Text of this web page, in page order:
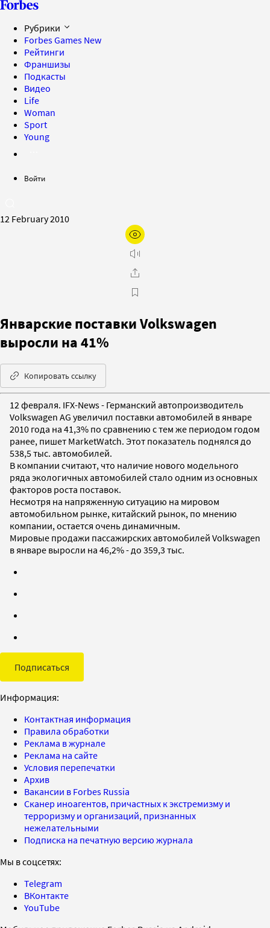
Рубрики
Forbes Games New
Рейтинги
Франшизы
Подкасты
Видео
Life
Woman
Sport
Young
Войти
12 February 2010
Январские поставки Volkswagen
выросли на 41%
Копировать ссылку
12 февраля. IFX-News - Германский автопроизводитель
Volkswagen AG увеличил поставки автомобилей в январе
2010 года на 41,3% по сравнению с тем же периодом годом
ранее, пишет MarketWatch. Этот показатель поднялся до
538,5 тыс. автомобилей.
В компании считают, что наличие нового модельного
ряда экологичных автомобилей стало одним из основных
факторов роста поставок.
Несмотря на напряженную ситуацию на мировом
автомобильном рынке, китайский рынок, по мнению
компании, остается очень динамичным.
Мировые продажи пассажирских автомобилей Volkswagen
в январе выросли на 46,2% - до 359,3 тыс.
Подписаться
Информация:
Контактная информация
Правила обработки
Реклама в журнале
Реклама на сайте
Условия перепечатки
Архив
Вакансии в Forbes Russia
Сканер иноагентов, причастных к экстремизму и
терроризму и организаций, признанных
нежелательными
Подписка на печатную версию журнала
Мы в соцсетях:
Telegram
ВКонтакте
YouTube